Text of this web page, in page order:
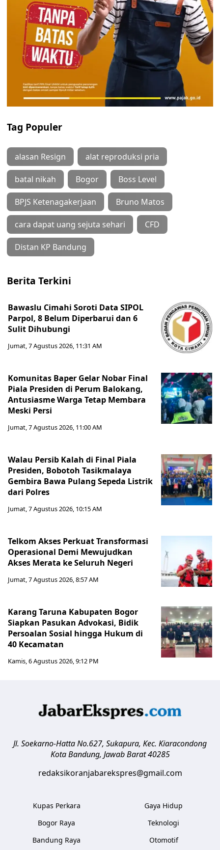
Tag Populer
alasan Resign alat reproduksi pria
batal nikah Bogor Boss Level
BPJS Ketenagakerjaan Bruno Matos
cara dapat uang sejuta sehari CFD
Distan KP Bandung
Berita Terkini
Bawaslu Cimahi Soroti Data SIPOL
Parpol, 8 Belum Diperbarui dan 6
Sulit Dihubungi
Jumat, 7 Agustus 2026, 11:31 AM
Komunitas Baper Gelar Nobar Final
Piala Presiden di Perum Balokang,
Antusiasme Warga Tetap Membara
Meski Persi
Jumat, 7 Agustus 2026, 11:00 AM
Walau Persib Kalah di Final Piala
Presiden, Bobotoh Tasikmalaya
Gembira Bawa Pulang Sepeda Listrik
dari Polres
Jumat, 7 Agustus 2026, 10:15 AM
Telkom Akses Perkuat Transformasi
Operasional Demi Mewujudkan
Akses Merata ke Seluruh Negeri
Jumat, 7 Agustus 2026, 8:57 AM
Karang Taruna Kabupaten Bogor
Siapkan Pasukan Advokasi, Bidik
Persoalan Sosial hingga Hukum di
40 Kecamatan
Kamis, 6 Agustus 2026, 9:12 PM
Jl. Soekarno-Hatta No.627, Sukapura, Kec. Kiaracondong
Kota Bandung, Jawab Barat 40285
redaksikoranjabarekspres@gmail.com
Kupas Perkara
Bogor Raya
Bandung Raya
Gaya Hidup
Teknologi
Otomotif